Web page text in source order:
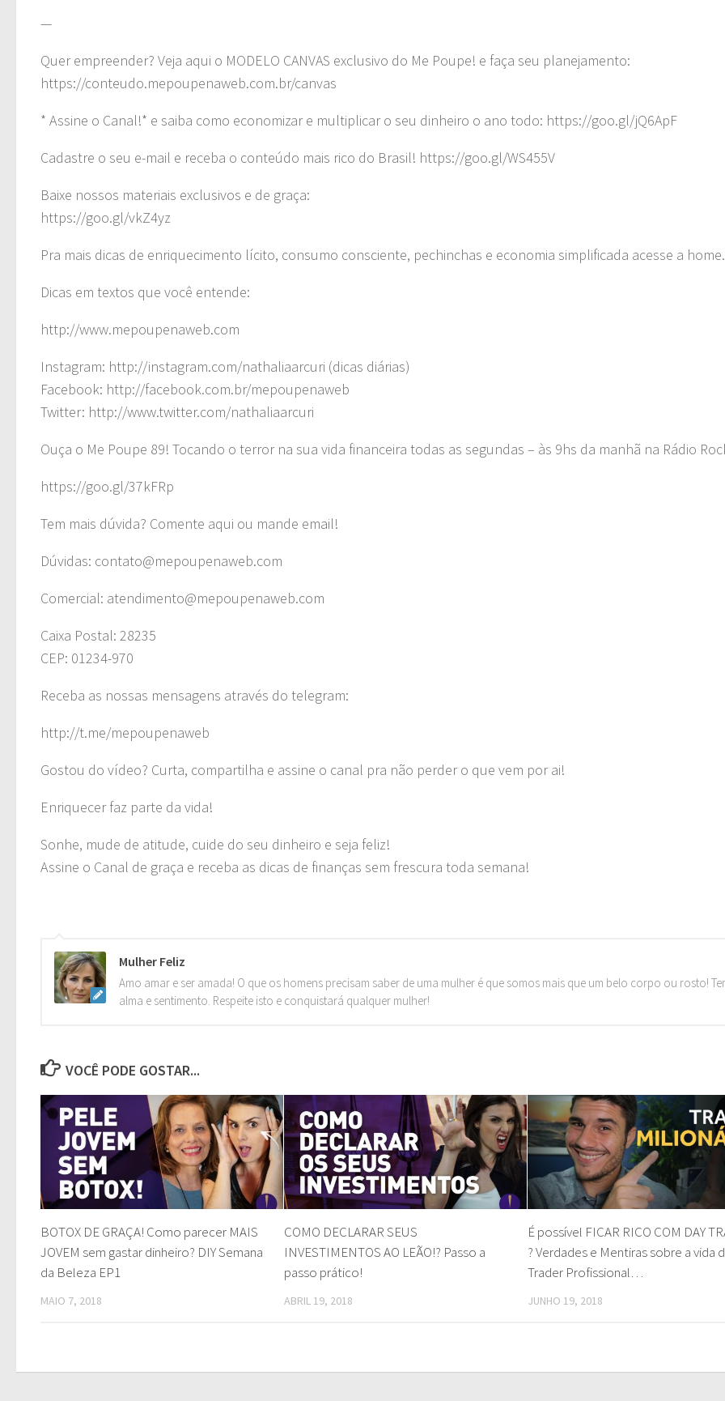
—
Quer empreender? Veja aqui o MODELO CANVAS exclusivo do Me Poupe! e faça seu planejamento:
https://conteudo.mepoupenaweb.com.br/canvas
* Assine o Canal!* e saiba como economizar e multiplicar o seu dinheiro o ano todo: https://goo.gl/jQ6ApF
Cadastre o seu e-mail e receba o conteúdo mais rico do Brasil! https://goo.gl/WS455V
Baixe nossos materiais exclusivos e de graça:
https://goo.gl/vkZ4yz
Pra mais dicas de enriquecimento lícito, consumo consciente, pechinchas e economia simplificada acesse a home.
Dicas em textos que você entende:
http://www.mepoupenaweb.com
Instagram: http://instagram.com/nathaliaarcuri (dicas diárias)
Facebook: http://facebook.com.br/mepoupenaweb
Twitter: http://www.twitter.com/nathaliaarcuri
Ouça o Me Poupe 89! Tocando o terror na sua vida financeira todas as segundas – às 9hs da manhã na Rádio
https://goo.gl/37kFRp
Tem mais dúvida? Comente aqui ou mande email!
Dúvidas: contato@mepoupenaweb.com
Comercial: atendimento@mepoupenaweb.com
Caixa Postal: 28235
CEP: 01234-970
Receba as nossas mensagens através do telegram:
http://t.me/mepoupenaweb
Gostou do vídeo? Curta, compartilha e assine o canal pra não perder o que vem por ai!
Enriquecer faz parte da vida!
Sonhe, mude de atitude, cuide do seu dinheiro e seja feliz!
Assine o Canal de graça e receba as dicas de finanças sem frescura toda semana!
Mulher Feliz
Amo amar e ser amada! O que os homens precisam saber de uma mulher é que somos mais que um belo corpo ou rosto!
alma e sentimento. Respeite isto e conquistará qualquer mulher!
VOCÊ PODE GOSTAR...
BOTOX DE GRAÇA! Como parecer MAIS
JOVEM sem gastar dinheiro? DIY Semana
da Beleza EP1
MAIO 7, 2018
COMO DECLARAR SEUS
INVESTIMENTOS AO LEÃO!? Passo a
passo prático!
ABRIL 19, 2018
É possível FICAR RICO COM DAY
? Verdades e Mentiras sobre a vida
Trader Profissional…
JUNHO 19, 2018